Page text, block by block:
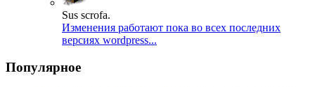
Sus scrofa.
Изменения работают пока во всех последних
версиях wordpress...
Популярное